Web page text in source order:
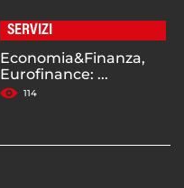
SERVIZI
Economia&Finanza,
Eurofinance: ...
114